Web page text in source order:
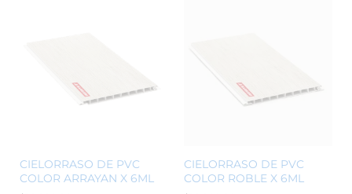
CIELORRASO DE PVC
COLOR ARRAYAN X 6ML
CIELORRASO DE PVC
COLOR ROBLE X 6ML